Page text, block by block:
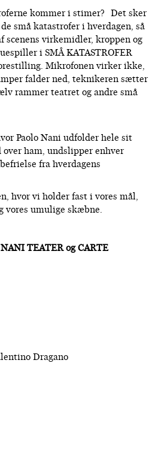
kommer i stimer? Det sker
små katastrofer i hverdagen, så
virkemidler, kroppen og
i SMÅ KATASTROFER
Mikrofonen virker ikke,
falder ned, teknikeren sætter
rammer teatret og andre små
Paolo Nani udfolder hele sit
ham, undslipper enhver
fra hverdagens
hvor vi holder fast i vores mål,
vores umulige skæbne.
TEATER og CARTE
Dragano